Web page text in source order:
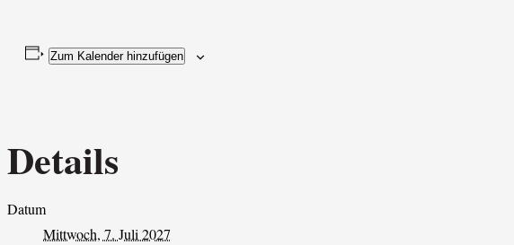
Zum Kalender hinzufügen
Details
Datum
Mittwoch, 7. Juli 2027